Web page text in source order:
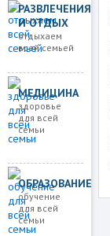
РАЗВЛЕЧЕНИЯ
И ОТДЫХ
отдыхаем
всей семьей
МЕДИЦИНА
здоровье
для всей
семьи
ОБРАЗОВАНИЕ
обучение
для всей
семьи